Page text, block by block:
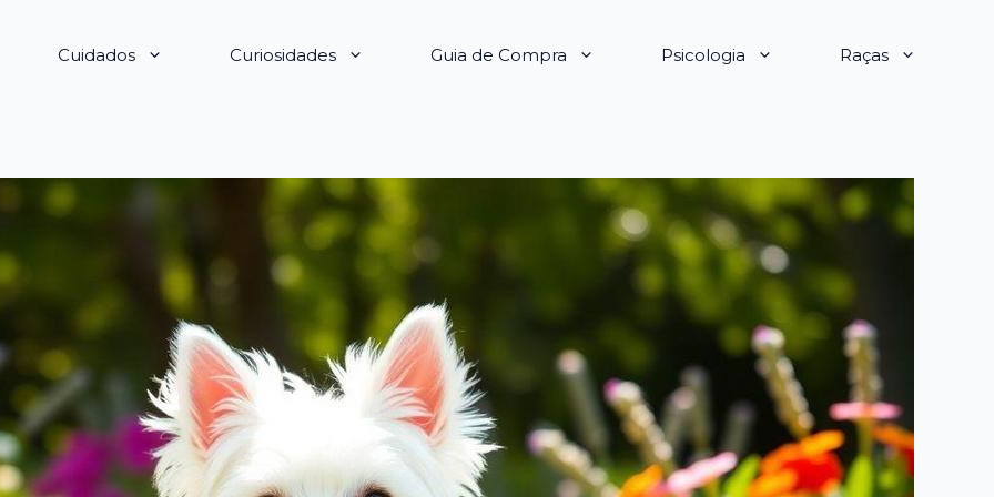
Cuidados Curiosidades Guia de Compra Psicologia Raças